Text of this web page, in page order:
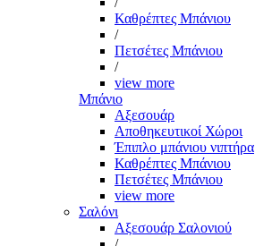
Καθρέπτες Μπάνιου
/
Πετσέτες Μπάνιου
/
view more
Μπάνιο
Αξεσουάρ
Αποθηκευτικοί Χώροι
Έπιπλο μπάνιου νιπτήρα
Καθρέπτες Μπάνιου
Πετσέτες Μπάνιου
view more
Σαλόνι
Αξεσουάρ Σαλονιού